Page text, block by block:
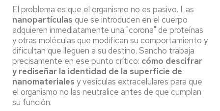
El problema es que el organismo no es pasivo. Las
nanopartículas que se introducen en el cuerpo
adquieren inmediatamente una "corona" de proteínas
y otras moléculas que modifican su comportamiento y
dificultan que lleguen a su destino. Sancho trabaja
precisamente en ese punto crítico: cómo descifrar
y rediseñar la identidad de la superficie de
nanomateriales y vesículas extracelulares para que
el organismo no las neutralice antes de que cumplan
su función.